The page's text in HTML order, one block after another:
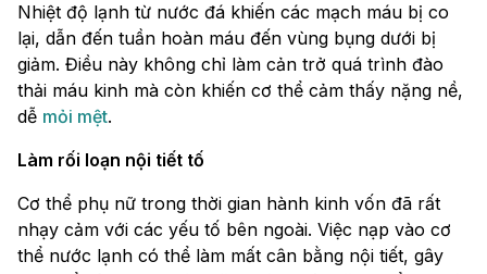
Nhiệt độ lạnh từ nước đá khiến các mạch máu bị co
lại, dẫn đến tuần hoàn máu đến vùng bụng dưới bị
giảm. Điều này không chỉ làm cản trở quá trình đào
thải máu kinh mà còn khiến cơ thể cảm thấy nặng nề,
dễ mỏi mệt.
Làm rối loạn nội tiết tố
Cơ thể phụ nữ trong thời gian hành kinh vốn đã rất
nhạy cảm với các yếu tố bên ngoài. Việc nạp vào cơ
thể nước lạnh có thể làm mất cân bằng nội tiết, gây